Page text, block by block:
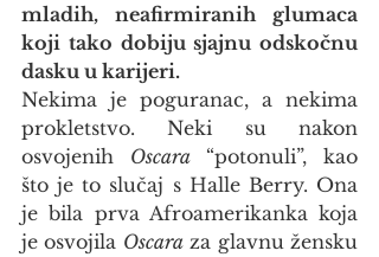
mladih, neafirmiranih glumaca
koji tako dobiju sjajnu odskočnu
dasku u karijeri.
Nekima je poguranac, a nekima
prokletstvo. Neki su nakon
osvojenih Oscara “potonuli”, kao
što je to slučaj s Halle Berry. Ona
je bila prva Afroamerikanka koja
je osvojila Oscara za glavnu žensku